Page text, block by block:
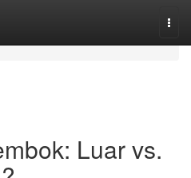
Luar vs.